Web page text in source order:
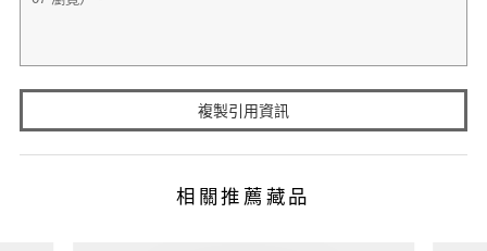
複製引用資訊
相關推薦藏品